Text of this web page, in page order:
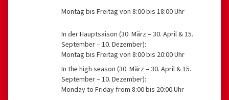
Montag bis Freitag von 8:00 bis 18:00 Uhr
In der Hauptsaison (30. März – 30. April & 15.
September – 10. Dezember):
Montag bis Freitag von 8:00 bis 20:00 Uhr
In the high season (30. März – 30. April & 15.
September – 10. Dezember):
Monday to Friday from 8:00 bis 20:00 Uhr